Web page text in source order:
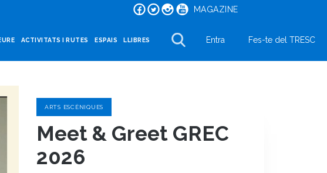
MAGAZINE
ACTIVITATS I RUTES ESPAIS LLIBRES Entra Fes-te del TRESC
ARTS ESCÈNIQUES
Meet & Greet GREC
2026